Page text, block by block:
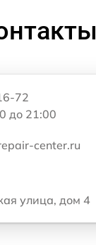
72
до 21:00
center.ru
улица, дом 4